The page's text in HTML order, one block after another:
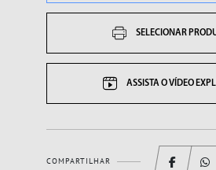
SELECIONAR
ASSISTA O VÍDEO
COMPARTILHAR